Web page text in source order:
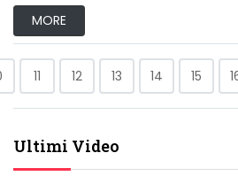
MORE
11 12 13 14 15
Ultimi Video